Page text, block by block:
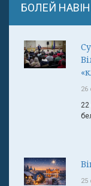
БОЛЕЙ НАВІН
26
22
25